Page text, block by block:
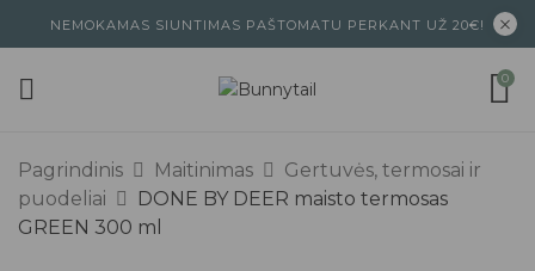
NEMOKAMAS SIUNTIMAS PAŠTOMATU PERKANT UŽ 20€!
0
Pagrindinis Maitinimas
Gertuvės, termosai ir
puodeliai
DONE BY DEER maisto termosas
GREEN 300 ml